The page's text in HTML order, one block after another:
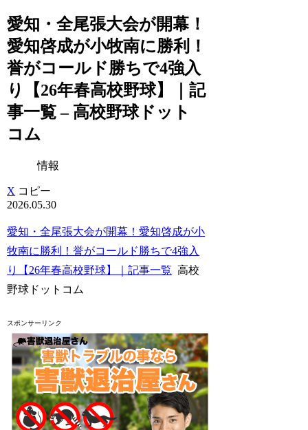
愛知・全尾張大会が開幕！
愛知啓成が小牧南に勝利！
誉がコールド勝ちで4強入
り【26年春高校野球】｜記
事一覧 – 高校野球ドット
コム
情報
X コピー
2026.05.30
愛知・全尾張大会が開幕！愛知啓成が小
牧南に勝利！誉がコールド勝ちで4強入
り【26年春高校野球】｜記事一覧 高校
野球ドットコム
スポンサーリンク